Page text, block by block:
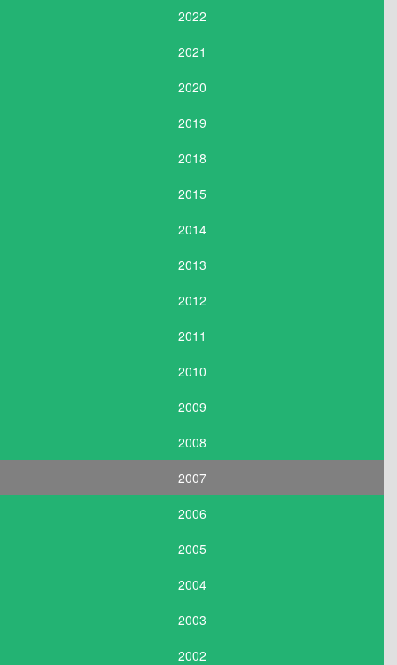
2022
2021
2020
2019
2018
2015
2014
2013
2012
2011
2010
2009
2008
2007
2006
2005
2004
2003
2002